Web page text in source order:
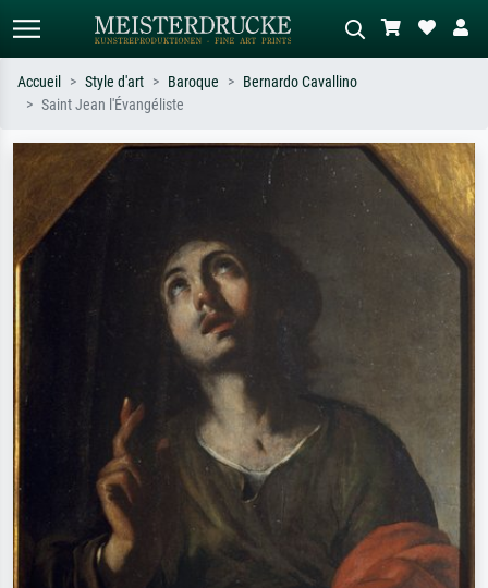
Recherchez par artiste, titre ou style –
ex. Monet, Nuit étoilée,
impressionnisme, vague de Hokusai,
Décrivez la scène – ex. prairie verte,
abstrait avec beaucoup de rouge,
tableau sombre, nu debout près d'un
Accueil Style d'art Baroque
Bernardo Cavallino
Saint Jean l'Évangéliste